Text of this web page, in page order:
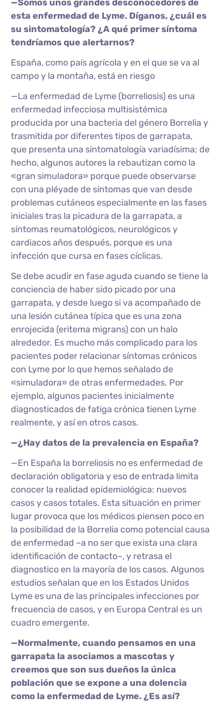
—Somos unos grandes desconocedores de
esta enfermedad de Lyme. Díganos, ¿cuál es
su sintomatología? ¿A qué primer síntoma
tendríamos que alertarnos?
España, como país agrícola y en el que se va al
campo y la montaña, está en riesgo
—La enfermedad de Lyme (borreliosis) es una
enfermedad infecciosa multisistémica
producida por una bacteria del género Borrelia y
trasmitida por diferentes tipos de garrapata,
que presenta una sintomatología variadísima; de
hecho, algunos autores la rebautizan como la
«gran simuladora» porque puede observarse
con una pléyade de síntomas que van desde
problemas cutáneos especialmente en las fases
iniciales tras la picadura de la garrapata, a
síntomas reumatológicos, neurológicos y
cardiacos años después, porque es una
infección que cursa en fases cíclicas.
Se debe acudir en fase aguda cuando se tiene la
conciencia de haber sido picado por una
garrapata, y desde luego si va acompañado de
una lesión cutánea típica que es una zona
enrojecida (eritema migrans) con un halo
alrededor. Es mucho más complicado para los
pacientes poder relacionar síntomas crónicos
con Lyme por lo que hemos señalado de
«simuladora» de otras enfermedades. Por
ejemplo, algunos pacientes inicialmente
diagnosticados de fatiga crónica tienen Lyme
realmente, y así en otros casos.
—¿Hay datos de la prevalencia en España?
—En España la borreliosis no es enfermedad de
declaración obligatoria y eso de entrada limita
conocer la realidad epidemiológica: nuevos
casos y casos totales. Esta situación en primer
lugar provoca que los médicos piensen poco en
la posibilidad de la Borrelia como potencial causa
de enfermedad –a no ser que exista una clara
identificación de contacto–, y retrasa el
diagnostico en la mayoría de los casos. Algunos
estudios señalan que en los Estados Unidos
Lyme es una de las principales infecciones por
frecuencia de casos, y en Europa Central es un
cuadro emergente.
—Normalmente, cuando pensamos en una
garrapata la asociamos a mascotas y
creemos que son sus dueños la única
población que se expone a una dolencia
como la enfermedad de Lyme. ¿Es así?